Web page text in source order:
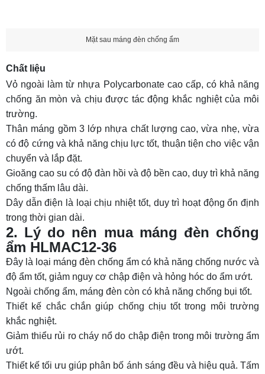
Mặt sau máng đèn chống ẩm
Chất liệu
Vỏ ngoài làm từ nhựa Polycarbonate cao cấp, có khả năng
chống ăn mòn và chịu được tác động khắc nghiệt của môi
trường.
Thân máng gồm 3 lớp nhựa chất lượng cao, vừa nhẹ, vừa
có độ cứng và khả năng chịu lực tốt, thuận tiện cho việc vận
chuyển và lắp đặt.
Gioăng cao su có độ đàn hồi và độ bền cao, duy trì khả năng
chống thấm lâu dài.
Dây dẫn điện là loại chịu nhiệt tốt, duy trì hoạt động ổn định
trong thời gian dài.
2. Lý do nên mua máng đèn chống
ẩm HLMAC12-36
Đây là loại máng đèn chống ẩm có khả năng chống nước và
độ ẩm tốt, giảm nguy cơ chập điện và hỏng hóc do ẩm ướt.
Ngoài chống ẩm, máng đèn còn có khả năng chống bụi tốt.
Thiết kế chắc chắn giúp chống chịu tốt trong môi trường
khắc nghiệt.
Giảm thiểu rủi ro cháy nổ do chập điện trong môi trường ẩm
ướt.
Thiết kế tối ưu giúp phân bố ánh sáng đều và hiệu quả. Tấm